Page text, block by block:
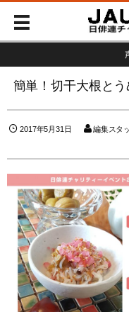
簡単！切干大根と
2017年5月31日 編集スタ